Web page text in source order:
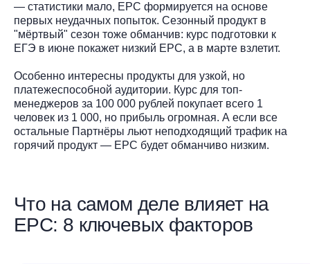
— статистики мало, EPC формируется на основе
первых неудачных попыток. Сезонный продукт в
"мёртвый" сезон тоже обманчив: курс подготовки к
ЕГЭ в июне покажет низкий EPC, а в марте взлетит.
Особенно интересны продукты для узкой, но
платежеспособной аудитории. Курс для топ-
менеджеров за 100 000 рублей покупает всего 1
человек из 1 000, но прибыль огромная. А если все
остальные Партнёры льют неподходящий трафик на
горячий продукт — EPC будет обманчиво низким.
Что на самом деле влияет на
EPC: 8 ключевых факторов